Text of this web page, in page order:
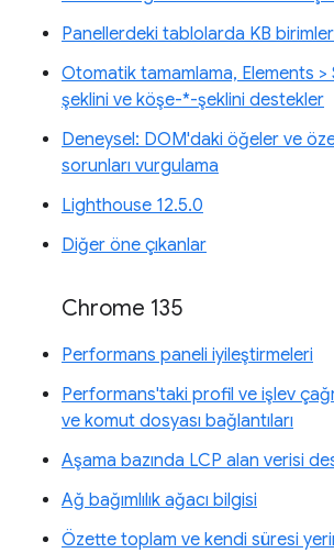
Panellerdeki tablolarda KB
Otomatik tamamlama, Elements
şeklini ve köşe-*-şeklini destekler
Deneysel: DOM'daki öğeler ve
sorunları vurgulama
Lighthouse 12.5.0
Diğer öne çıkanlar
Chrome 135
Performans paneli iyileştirmeleri
Performans'taki profil ve işlev
ve komut dosyası bağlantıları
Aşama bazında LCP alan verisi
Ağ bağımlılık ağacı bilgisi
Özette toplam ve kendi süresi